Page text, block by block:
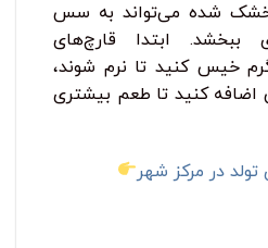
خشک‌ شده می‌تواند به سس
ببخشد. ابتدا قارچ‌های
خیس کنید تا نرم شوند،
کنید تا طعم بیشتری
تولد در مرکز شهر